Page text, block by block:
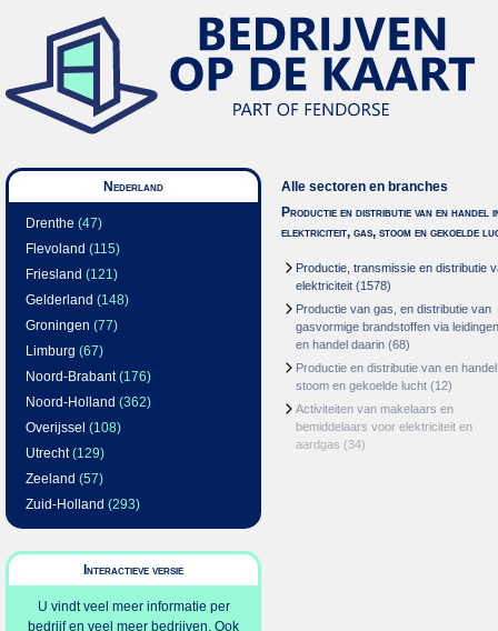
Nederland
Drenthe (47)
Flevoland (115)
Friesland (121)
Gelderland (148)
Groningen (77)
Limburg (67)
Noord-Brabant(176)
Noord-Holland (362)
Overijssel (108)
Utrecht(129)
Zeeland (57)
Zuid-Holland (293)
Interactieve versie
U vindt veel meer informatie per
bedrijf en veel meer bedrijven. Ook
Alle sectoren en branches
Productie en distributie van en handel
elektriciteit, gas, stoom en gekoelde
Productie, transmissie en distributie
elektriciteit (1578)
Productie van gas, en distributie van
gasvormige brandstoffen via leidingen
en handel daarin (68)
Productie en distributie van en
stoom en gekoelde lucht (12)
Activiteiten van makelaars en
bemiddelaars voor elektriciteit en
aardgas (34)